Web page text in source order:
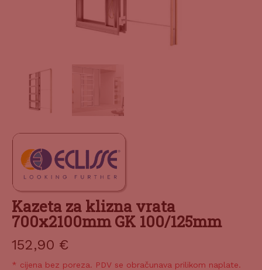
Kazeta za klizna vrata
700x2100mm GK 100/125mm
152,90 €
* cijena bez poreza. PDV se obračunava prilikom naplate.